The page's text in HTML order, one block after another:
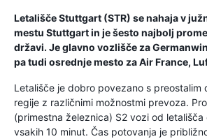
Letališče Stuttgart (STR) se nahaja v
mestu Stuttgart in je šesto najbolj
državi. Je glavno vozlišče za
pa tudi osrednje mesto za Air France,
Letališče je dobro povezano s preostalim
regije z različnimi možnostmi prevoza.
(primestna železnica) S2 vozi od
vsakih 10 minut. Čas potovanja je